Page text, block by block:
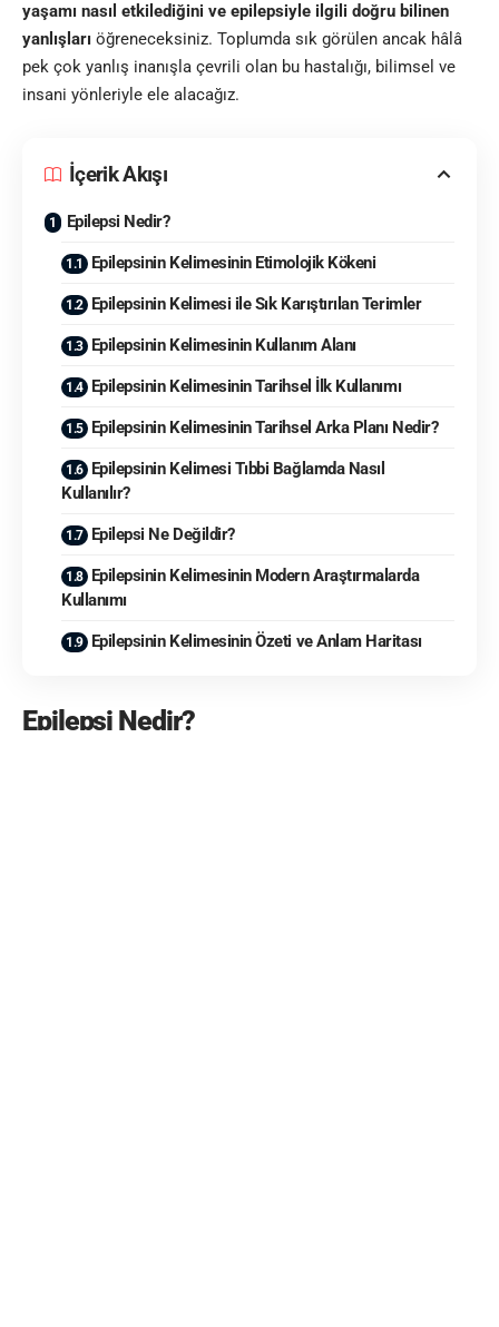
yaşamı nasıl etkilediğini ve epilepsiyle ilgili doğru bilinen
yanlışları öğreneceksiniz. Toplumda sık görülen ancak hâlâ
pek çok yanlış inanışla çevrili olan bu hastalığı, bilimsel ve
insani yönleriyle ele alacağız.
İçerik Akışı
Epilepsi Nedir?
Epilepsinin Kelimesinin Etimolojik Kökeni
Epilepsinin Kelimesi ile Sık Karıştırılan Terimler
Epilepsinin Kelimesinin Kullanım Alanı
Epilepsinin Kelimesinin Tarihsel İlk Kullanımı
Epilepsinin Kelimesinin Tarihsel Arka Planı Nedir?
Epilepsinin Kelimesi Tıbbi Bağlamda Nasıl
Kullanılır?
Epilepsi Ne Değildir?
Epilepsinin Kelimesinin Modern Araştırmalarda
Kullanımı
Epilepsinin Kelimesinin Özeti ve Anlam Haritası
Epilepsi Nedir?